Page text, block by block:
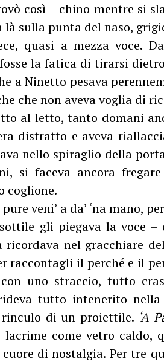
così – chino mentre si
là sulla punta del naso,
quasi a mezza voce.
la fatica di tirarsi
a Ninetto pesava
che non aveva voglia di
al letto, tanto domani
distratto e aveva
nello spiraglio della
si faceva ancora
coglione.
veni’ a da’ ‘na mano,
gli piegava la voce
ricordava nel gracchiare
raccontagli il perché e il
uno straccio, tutto
tutto intenerito
di un proiettile. ‘A
come vetro caldo,
di nostalgia. Per tre